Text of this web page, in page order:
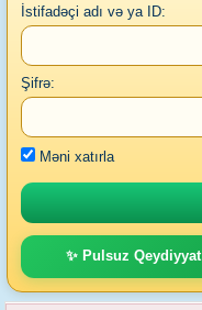
İstifadəçi adı və ya ID:
Şifrə:
Məni xatırla
✨ Pulsuz Qeydiyyat